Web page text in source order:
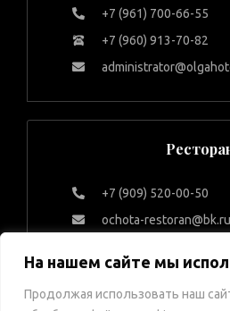
На нашем сайте мы
Продолжая использовать наш
+7 (961) 700-66-55
+7 (960) 913-70-82
+7 (909) 520-00-50
ochota-restoran@bk.ru
права защищены.